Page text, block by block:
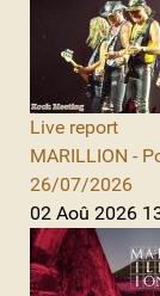
Live report
MARILLION -
26/07/2026
02 Aoû 2026